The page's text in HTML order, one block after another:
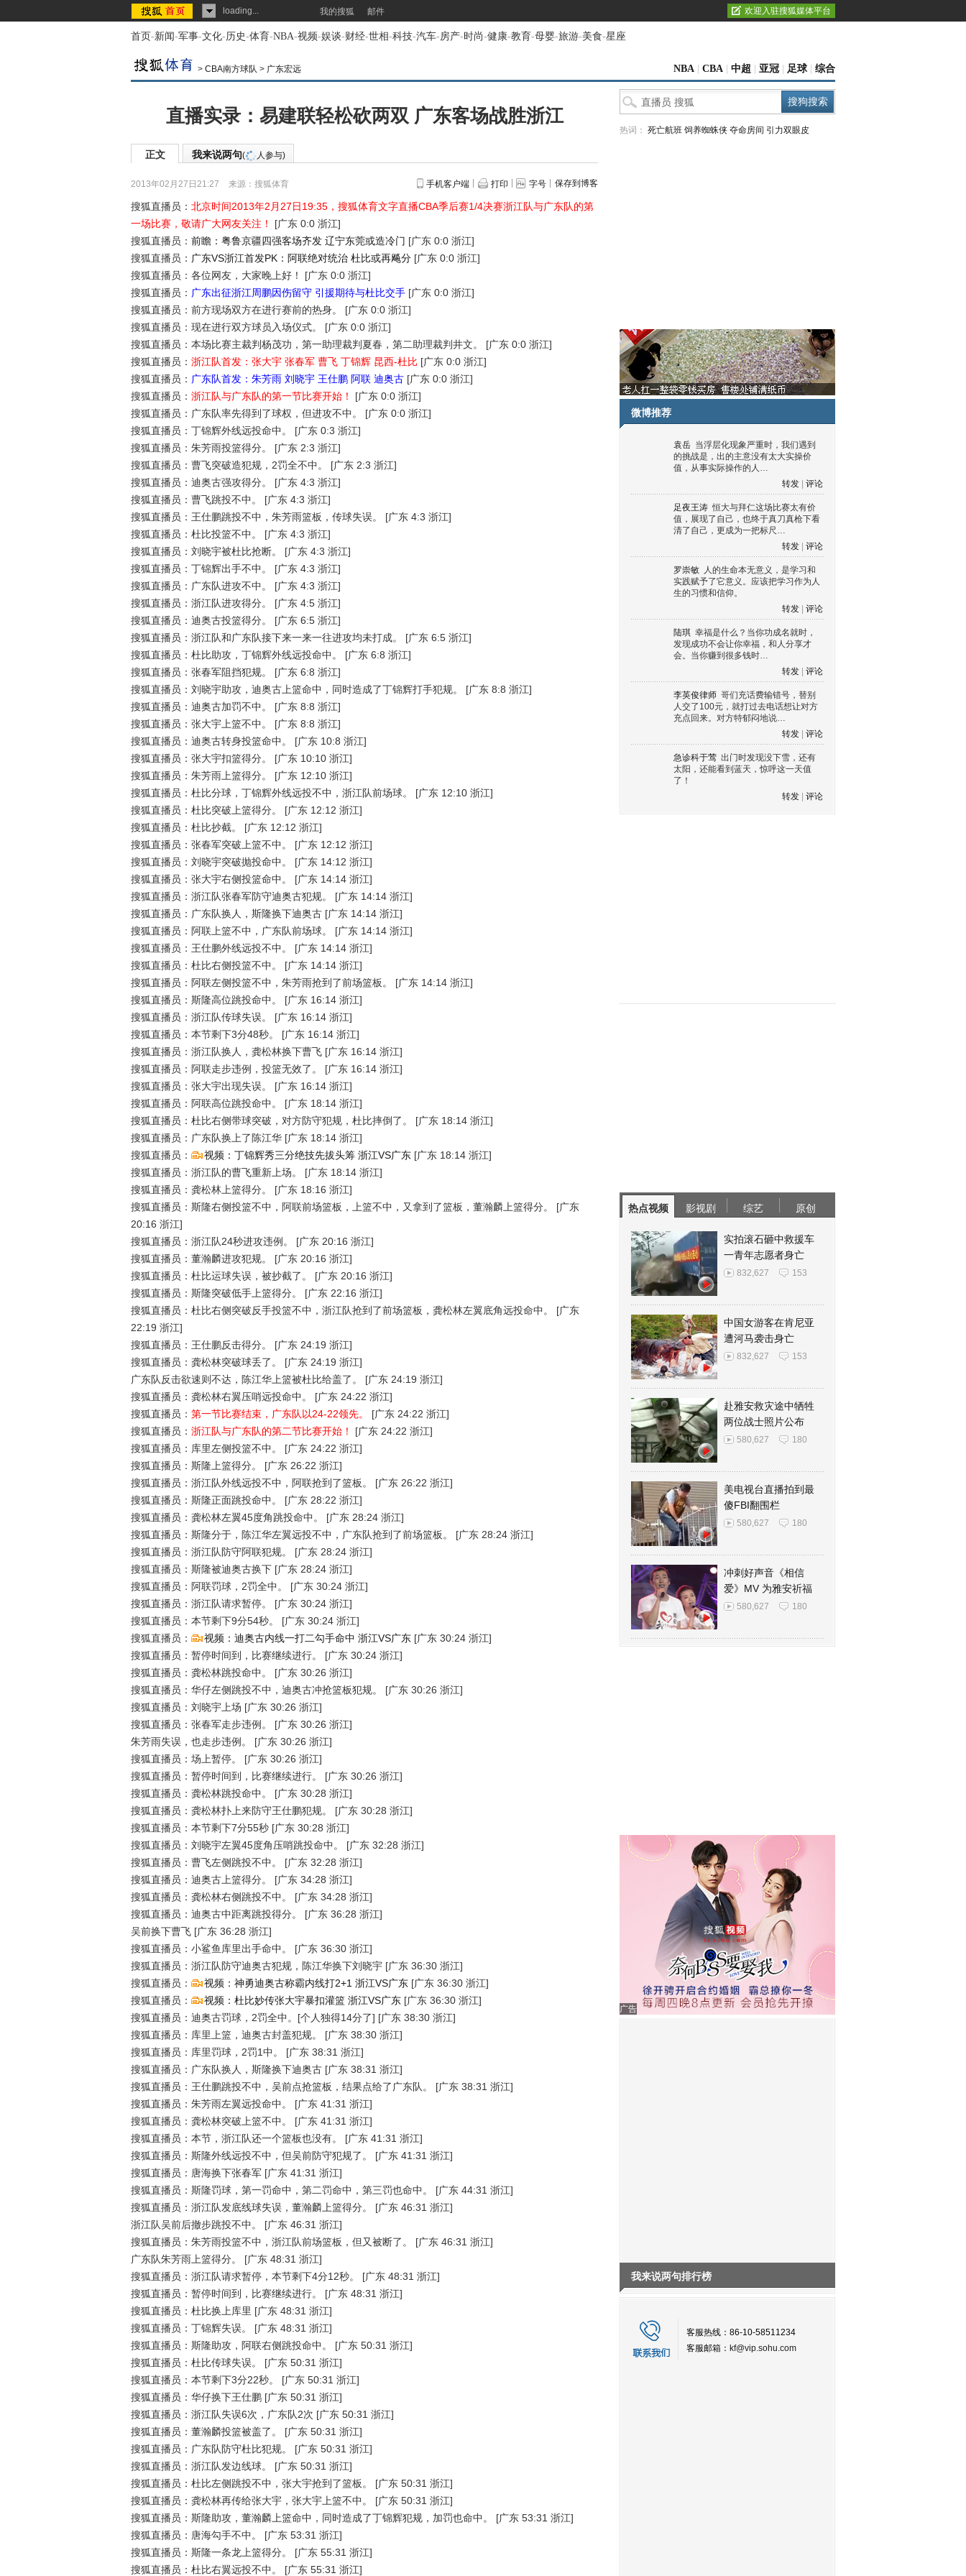
loading... 我的搜狐 邮件 欢迎入驻搜狐媒体平台
首页-新闻-军事-文化-历史-体育-NBA-视频-娱谈-财经-世相-科技-汽车-房产-时尚-健康-教育-母婴-旅游-美食-星座
> CBA南方球队 > 广东宏远 NBA CBA 中超 亚冠 足球 综合
直播实录：易建联轻松砍两双 广东客场战胜浙江
正文 我来说两句( 人参与)
2013年02月27日21:27 来源： 搜狐体育 手机客户端 打印 字号 保存到博客
搜狐直播员： 北京时间2013年2月27日19:35，搜狐体育文字直播CBA季后赛1/4决赛浙江队与广东队的第
一场比赛，敬请广大网友关注！
[广东 0:0 浙江]
搜狐直播员： 前瞻：粤鲁京疆四强客场齐发 辽宁东莞或造冷门 [广东 0:0 浙江]
搜狐直播员： 广东VS浙江首发PK：阿联绝对统治 杜比或再飚分 [广东 0:0 浙江]
搜狐直播员：各位网友，大家晚上好！
[广东 0:0 浙江]
搜狐直播员： 广东出征浙江周鹏因伤留守 引援期待与杜比交手 [广东 0:0 浙江]
搜狐直播员：前方现场双方在进行赛前的热身。
[广东 0:0 浙江]
搜狐直播员：现在进行双方球员入场仪式。
[广东 0:0 浙江]
搜狐直播员：本场比赛主裁判杨茂功，第一助理裁判夏春，第二助理裁判井文。
[广东 0:0 浙江]
搜狐直播员： 浙江队首发：张大宇 张春军 曹飞 丁锦辉 昆西-杜比 [广东 0:0 浙江]
搜狐直播员： 广东队首发：朱芳雨 刘晓宇 王仕鹏 阿联 迪奥古 [广东 0:0 浙江]
搜狐直播员： 浙江队与广东队的第一节比赛开始！
[广东 0:0 浙江]
搜狐直播员：广东队率先得到了球权，但进攻不中。
[广东 0:0 浙江]
搜狐直播员：丁锦辉外线远投命中。
[广东 0:3 浙江]
搜狐直播员：朱芳雨投篮得分。
[广东 2:3 浙江]
搜狐直播员：曹飞突破造犯规，2罚全不中。
[广东 2:3 浙江]
搜狐直播员：迪奥古强攻得分。
[广东 4:3 浙江]
搜狐直播员：曹飞跳投不中。
[广东 4:3 浙江]
搜狐直播员：王仕鹏跳投不中，朱芳雨篮板，传球失误。
[广东 4:3 浙江]
搜狐直播员：杜比投篮不中。
[广东 4:3 浙江]
搜狐直播员：刘晓宇被杜比抢断。
[广东 4:3 浙江]
搜狐直播员：丁锦辉出手不中。
[广东 4:3 浙江]
搜狐直播员：广东队进攻不中。
[广东 4:3 浙江]
搜狐直播员：浙江队进攻得分。
[广东 4:5 浙江]
搜狐直播员：迪奥古投篮得分。
[广东 6:5 浙江]
搜狐直播员：浙江队和广东队接下来一来一往进攻均未打成。
[广东 6:5 浙江]
搜狐直播员：杜比助攻，丁锦辉外线远投命中。
[广东 6:8 浙江]
搜狐直播员：张春军阻挡犯规。
[广东 6:8 浙江]
搜狐直播员：刘晓宇助攻，迪奥古上篮命中，同时造成了丁锦辉打手犯规。
[广东 8:8 浙江]
搜狐直播员：迪奥古加罚不中。
[广东 8:8 浙江]
搜狐直播员：张大宇上篮不中。
[广东 8:8 浙江]
搜狐直播员：迪奥古转身投篮命中。
[广东 10:8 浙江]
搜狐直播员：张大宇扣篮得分。
[广东 10:10 浙江]
搜狐直播员：朱芳雨上篮得分。
[广东 12:10 浙江]
搜狐直播员：杜比分球，丁锦辉外线远投不中，浙江队前场球。
[广东 12:10 浙江]
搜狐直播员：杜比突破上篮得分。
[广东 12:12 浙江]
搜狐直播员：杜比抄截。
[广东 12:12 浙江]
搜狐直播员：张春军突破上篮不中。
[广东 12:12 浙江]
搜狐直播员：刘晓宇突破抛投命中。
[广东 14:12 浙江]
搜狐直播员：张大宇右侧投篮命中。
[广东 14:14 浙江]
搜狐直播员：浙江队张春军防守迪奥古犯规。
[广东 14:14 浙江]
搜狐直播员：广东队换人，斯隆换下迪奥古 [广东 14:14 浙江]
搜狐直播员：阿联上篮不中，广东队前场球。
[广东 14:14 浙江]
搜狐直播员：王仕鹏外线远投不中。
[广东 14:14 浙江]
搜狐直播员：杜比右侧投篮不中。
[广东 14:14 浙江]
搜狐直播员：阿联左侧投篮不中，朱芳雨抢到了前场篮板。
[广东 14:14 浙江]
搜狐直播员：斯隆高位跳投命中。
[广东 16:14 浙江]
搜狐直播员：浙江队传球失误。
[广东 16:14 浙江]
搜狐直播员：本节剩下3分48秒。
[广东 16:14 浙江]
搜狐直播员：浙江队换人，龚松林换下曹飞 [广东 16:14 浙江]
搜狐直播员：阿联走步违例，投篮无效了。
[广东 16:14 浙江]
搜狐直播员：张大宇出现失误。
[广东 16:14 浙江]
搜狐直播员：阿联高位跳投命中。
[广东 18:14 浙江]
搜狐直播员：杜比右侧带球突破，对方防守犯规，杜比摔倒了。
[广东 18:14 浙江]
搜狐直播员：广东队换上了陈江华 [广东 18:14 浙江]
搜狐直播员：
视频：丁锦辉秀三分绝技先拔头筹 浙江VS广东 [广东 18:14 浙江]
搜狐直播员：浙江队的曹飞重新上场。
[广东 18:14 浙江]
搜狐直播员：龚松林上篮得分。
[广东 18:16 浙江]
搜狐直播员：斯隆右侧投篮不中，阿联前场篮板，上篮不中，又拿到了篮板，董瀚麟上篮得分。
[广东
20:16 浙江]
搜狐直播员：浙江队24秒进攻违例。
[广东 20:16 浙江]
搜狐直播员：董瀚麟进攻犯规。
[广东 20:16 浙江]
搜狐直播员：杜比运球失误，被抄截了。
[广东 20:16 浙江]
搜狐直播员：斯隆突破低手上篮得分。
[广东 22:16 浙江]
搜狐直播员：杜比右侧突破反手投篮不中，浙江队抢到了前场篮板，龚松林左翼底角远投命中。
[广东
22:19 浙江]
搜狐直播员：王仕鹏反击得分。
[广东 24:19 浙江]
搜狐直播员：龚松林突破球丢了。
[广东 24:19 浙江]
广东队反击欲速则不达，陈江华上篮被杜比给盖了。
[广东 24:19 浙江]
搜狐直播员：龚松林右翼压哨远投命中。
[广东 24:22 浙江]
搜狐直播员： 第一节比赛结束，广东队以24-22领先。
[广东 24:22 浙江]
搜狐直播员： 浙江队与广东队的第二节比赛开始！
[广东 24:22 浙江]
搜狐直播员：库里左侧投篮不中。
[广东 24:22 浙江]
搜狐直播员：斯隆上篮得分。
[广东 26:22 浙江]
搜狐直播员：浙江队外线远投不中，阿联抢到了篮板。
[广东 26:22 浙江]
搜狐直播员：斯隆正面跳投命中。
[广东 28:22 浙江]
搜狐直播员：龚松林左翼45度角跳投命中。
[广东 28:24 浙江]
搜狐直播员：斯隆分于，陈江华左翼远投不中，广东队抢到了前场篮板。
[广东 28:24 浙江]
搜狐直播员：浙江队防守阿联犯规。
[广东 28:24 浙江]
搜狐直播员：斯隆被迪奥古换下 [广东 28:24 浙江]
搜狐直播员：阿联罚球，2罚全中。
[广东 30:24 浙江]
搜狐直播员：浙江队请求暂停。
[广东 30:24 浙江]
搜狐直播员：本节剩下9分54秒。
[广东 30:24 浙江]
搜狐直播员：
视频：迪奥古内线一打二勾手命中 浙江VS广东 [广东 30:24 浙江]
搜狐直播员：暂停时间到，比赛继续进行。
[广东 30:24 浙江]
搜狐直播员：龚松林跳投命中。
[广东 30:26 浙江]
搜狐直播员：华仔左侧跳投不中，迪奥古冲抢篮板犯规。
[广东 30:26 浙江]
搜狐直播员：刘晓宇上场 [广东 30:26 浙江]
搜狐直播员：张春军走步违例。
[广东 30:26 浙江]
朱芳雨失误，也走步违例。
[广东 30:26 浙江]
搜狐直播员：场上暂停。
[广东 30:26 浙江]
搜狐直播员：暂停时间到，比赛继续进行。
[广东 30:26 浙江]
搜狐直播员：龚松林跳投命中。
[广东 30:28 浙江]
搜狐直播员：龚松林扑上来防守王仕鹏犯规。
[广东 30:28 浙江]
搜狐直播员：本节剩下7分55秒 [广东 30:28 浙江]
搜狐直播员：刘晓宇左翼45度角压哨跳投命中。
[广东 32:28 浙江]
搜狐直播员：曹飞左侧跳投不中。
[广东 32:28 浙江]
搜狐直播员：迪奥古上篮得分。
[广东 34:28 浙江]
搜狐直播员：龚松林右侧跳投不中。
[广东 34:28 浙江]
搜狐直播员：迪奥古中距离跳投得分。
[广东 36:28 浙江]
吴前换下曹飞 [广东 36:28 浙江]
搜狐直播员：小鲨鱼库里出手命中。
[广东 36:30 浙江]
搜狐直播员：浙江队防守迪奥古犯规，陈江华换下刘晓宇 [广东 36:30 浙江]
搜狐直播员：
视频：神勇迪奥古称霸内线打2+1 浙江VS广东 [广东 36:30 浙江]
搜狐直播员：
视频：杜比妙传张大宇暴扣灌篮 浙江VS广东 [广东 36:30 浙江]
搜狐直播员：迪奥古罚球，2罚全中。[个人独得14分了] [广东 38:30 浙江]
搜狐直播员：库里上篮，迪奥古封盖犯规。
[广东 38:30 浙江]
搜狐直播员：库里罚球，2罚1中。
[广东 38:31 浙江]
搜狐直播员：广东队换人，斯隆换下迪奥古 [广东 38:31 浙江]
搜狐直播员：王仕鹏跳投不中，吴前点抢篮板，结果点给了广东队。
[广东 38:31 浙江]
搜狐直播员：朱芳雨左翼远投命中。
[广东 41:31 浙江]
搜狐直播员：龚松林突破上篮不中。
[广东 41:31 浙江]
搜狐直播员：本节，浙江队还一个篮板也没有。
[广东 41:31 浙江]
搜狐直播员：斯隆外线远投不中，但吴前防守犯规了。
[广东 41:31 浙江]
搜狐直播员：唐海换下张春军 [广东 41:31 浙江]
搜狐直播员：斯隆罚球，第一罚命中，第二罚命中，第三罚也命中。
[广东 44:31 浙江]
搜狐直播员：浙江队发底线球失误，董瀚麟上篮得分。
[广东 46:31 浙江]
浙江队吴前后撤步跳投不中。
[广东 46:31 浙江]
搜狐直播员：朱芳雨投篮不中，浙江队前场篮板，但又被断了。
[广东 46:31 浙江]
广东队朱芳雨上篮得分。
[广东 48:31 浙江]
搜狐直播员：浙江队请求暂停，本节剩下4分12秒。
[广东 48:31 浙江]
搜狐直播员：暂停时间到，比赛继续进行。
[广东 48:31 浙江]
搜狐直播员：杜比换上库里 [广东 48:31 浙江]
搜狐直播员：丁锦辉失误。
[广东 48:31 浙江]
搜狐直播员：斯隆助攻，阿联右侧跳投命中。
[广东 50:31 浙江]
搜狐直播员：杜比传球失误。
[广东 50:31 浙江]
搜狐直播员：本节剩下3分22秒。
[广东 50:31 浙江]
搜狐直播员：华仔换下王仕鹏 [广东 50:31 浙江]
搜狐直播员：浙江队失误6次，广东队2次 [广东 50:31 浙江]
搜狐直播员：董瀚麟投篮被盖了。
[广东 50:31 浙江]
搜狐直播员：广东队防守杜比犯规。
[广东 50:31 浙江]
搜狐直播员：浙江队发边线球。
[广东 50:31 浙江]
搜狐直播员：杜比左侧跳投不中，张大宇抢到了篮板。
[广东 50:31 浙江]
搜狐直播员：龚松林再传给张大宇，张大宇上篮不中。
[广东 50:31 浙江]
搜狐直播员：斯隆助攻，董瀚麟上篮命中，同时造成了丁锦辉犯规，加罚也命中。
[广东 53:31 浙江]
搜狐直播员：唐海勾手不中。
[广东 53:31 浙江]
搜狐直播员：斯隆一条龙上篮得分。
[广东 55:31 浙江]
搜狐直播员：杜比右翼远投不中。
[广东 55:31 浙江]
热词： 死亡航班 饲养蜘蛛侠 夺命房间 引力双眼皮
微博推荐
袁岳 当浮层化现象严重时，我们遇到
的挑战是，出的主意没有太大实操价
值，从事实际操作的人…
转发
评论
足夜王涛 恒大与拜仁这场比赛太有价
值，展现了自己，也终于真刀真枪下看
清了自己，更成为一把标尺…
转发
评论
罗崇敏 人的生命本无意义，是学习和
实践赋予了它意义。应该把学习作为人
生的习惯和信仰。
转发
评论
陆琪 幸福是什么？当你功成名就时，
发现成功不会让你幸福，和人分享才
会。当你赚到很多钱时…
转发
评论
李英俊律师 哥们充话费输错号，替别
人交了100元，就打过去电话想让对方
充点回来。对方特郁闷地说…
转发
评论
急诊科于莺 出门时发现没下雪，还有
太阳，还能看到蓝天，惊呼这一天值
了！
转发
评论
热点视频 影视剧 综艺 原创
实拍滚石砸中救援车
一青年志愿者身亡
832,627 153
中国女游客在肯尼亚
遭河马袭击身亡
832,627 153
赴雅安救灾途中牺牲
两位战士照片公布
580,627 180
美电视台直播拍到最
傻FBI翻围栏
580,627 180
冲刺好声音《相信
爱》MV 为雅安祈福
580,627 180
广告
我来说两句排行榜
客服热线：86-10-58511234
客服邮箱： kf@vip.sohu.com